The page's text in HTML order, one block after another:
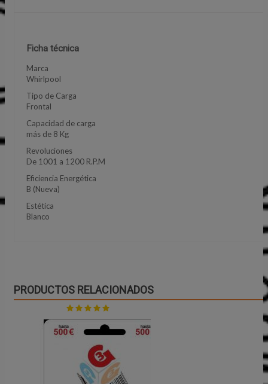
Ficha técnica
Marca
Whirlpool
Tipo de Carga
Frontal
Capacidad de carga
más de 8 Kg
Revoluciones
De 1001 a 1200 R.P.M
Eficiencia Energética
B (Nueva)
Estética
Blanco
PRODUCTOS RELACIONADOS